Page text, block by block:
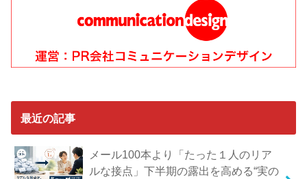
最近の記事
メール100本より「たった１人のリア
ルな接点」下半期の露出を高める“実の